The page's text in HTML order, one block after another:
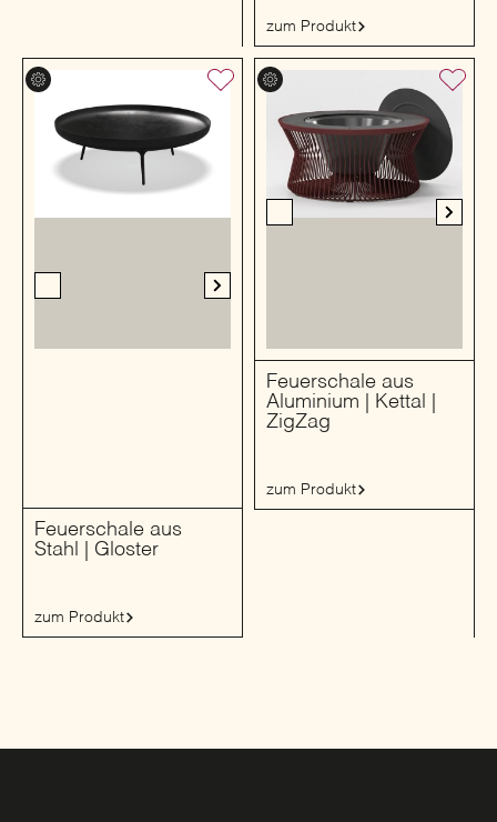
zum Produkt
Feuerschale aus
Stahl | Gloster
zum Produkt
Feuerschale aus
Aluminium | Kettal |
ZigZag
zum Produkt